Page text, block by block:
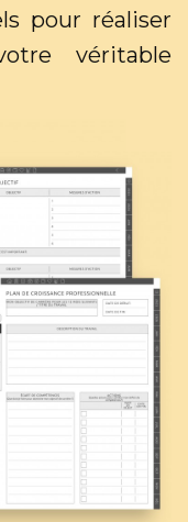
pour réaliser
véritable